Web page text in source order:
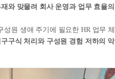
와 맞물려 회사 운영과 업무 효율의
성원 생애 주기에 필요한 HR 업무 체
구식 처리와 구성원 경험 저하의 악